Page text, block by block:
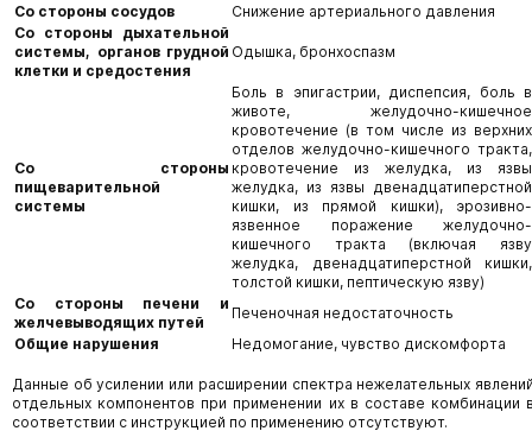
Со стороны сосудов
Снижение артериального давления
Со стороны дыхательной
системы, органов грудной
клетки и средостения
Одышка, бронхоспазм
Со стороны
пищеварительной
системы
Боль в эпигастрии, диспепсия, боль в
животе, желудочно-кишечное
кровотечение (в том числе из верхних
отделов желудочно-кишечного тракта,
кровотечение из желудка, из язвы
желудка, из язвы двенадцатиперстной
кишки, из прямой кишки), эрозивно-
язвенное поражение желудочно-
кишечного тракта (включая язву
желудка, двенадцатиперстной кишки,
толстой кишки, пептическую язву)
Со стороны печени и
желчевыводящих путей
Печеночная недостаточность
Общие нарушения
Недомогание, чувство дискомфорта
Данные об усилении или расширении спектра нежелательных
отдельных компонентов при применении их в составе комбинации
соответствии с инструкцией по применению отсутствуют.